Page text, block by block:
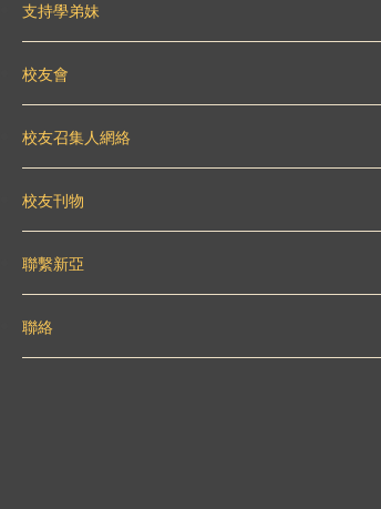
支持學弟妹
校友會
校友召集人網絡
校友刊物
聯繫新亞
聯絡